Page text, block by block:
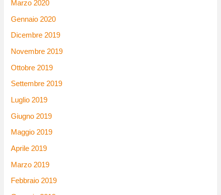
Marzo 2020
Gennaio 2020
Dicembre 2019
Novembre 2019
Ottobre 2019
Settembre 2019
Luglio 2019
Giugno 2019
Maggio 2019
Aprile 2019
Marzo 2019
Febbraio 2019